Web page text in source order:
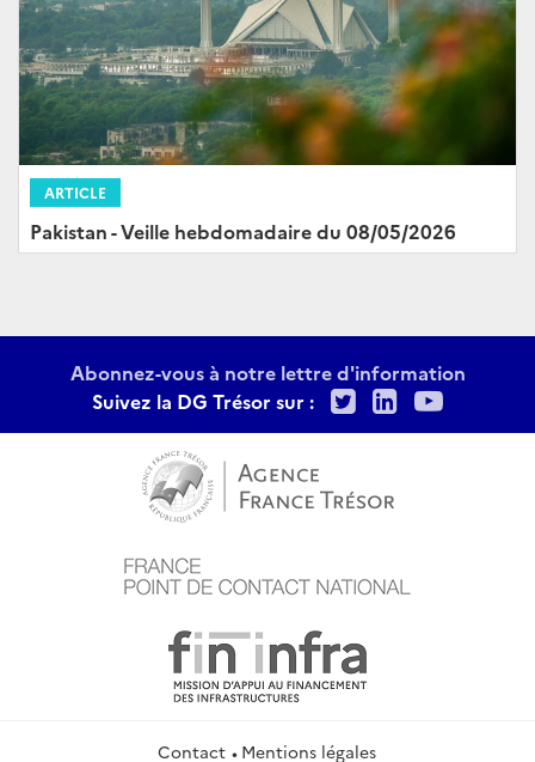
ARTICLE
Pakistan - Veille hebdomadaire du 08/05/2026
Abonnez-vous à notre lettre d'information
Suivez la DG Trésor sur :
TwitterLinkedIn
Contact Mentions légales